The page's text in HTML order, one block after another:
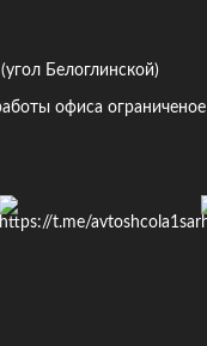
(угол Белоглинской)
офиса